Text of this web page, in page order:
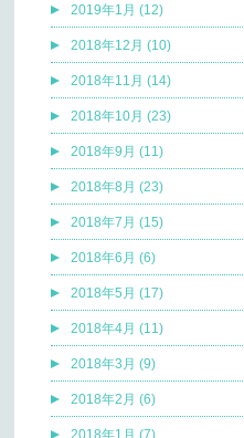
2019年1月 (12)
2018年12月 (10)
2018年11月 (14)
2018年10月 (23)
2018年9月 (11)
2018年8月 (23)
2018年7月 (15)
2018年6月 (6)
2018年5月 (17)
2018年4月 (11)
2018年3月 (9)
2018年2月 (6)
2018年1月 (7)